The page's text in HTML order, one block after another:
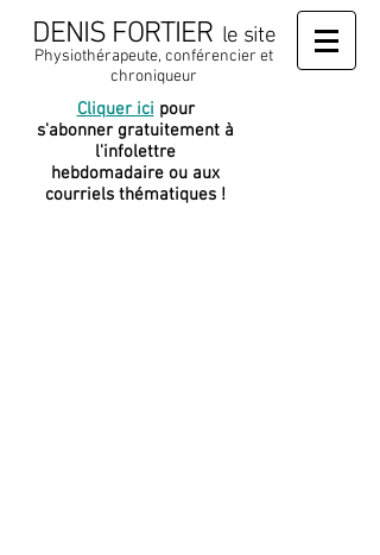
DENIS FORTIER le site
Physiothérapeute, conférencier et
chroniqueur
Cliquer ici pour
s'abonner gratuitement à
l'infolettre
hebdomadaire ou aux
courriels thématiques !